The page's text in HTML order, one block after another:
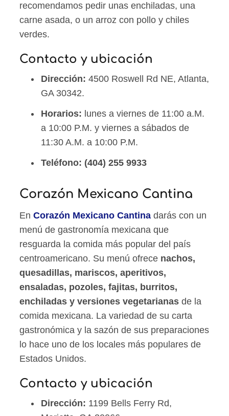
recomendamos pedir unas enchiladas, una
carne asada, o un arroz con pollo y chiles
verdes.
Contacto y ubicación
Dirección:4500 Roswell Rd NE, Atlanta,
GA 30342.
Horarios: lunes a viernes de 11:00 a.M.
a 10:00 P.M. y viernes a sábados de
11:30 A.M. a 10:00 P.M.
Teléfono: (404) 255 9933
Corazón Mexicano Cantina
EnCorazón Mexicano Cantina darás con un
menú de gastronomía mexicana que
resguarda la comida más popular del país
centroamericano. Su menú ofrece nachos,
quesadillas, mariscos, aperitivos,
ensaladas, pozoles, fajitas, burritos,
enchiladas y versiones vegetarianas de la
comida mexicana. La variedad de su carta
gastronómica y la sazón de sus preparaciones
lo hace uno de los locales más populares de
Estados Unidos.
Contacto y ubicación
Dirección: 1199 Bells Ferry Rd,